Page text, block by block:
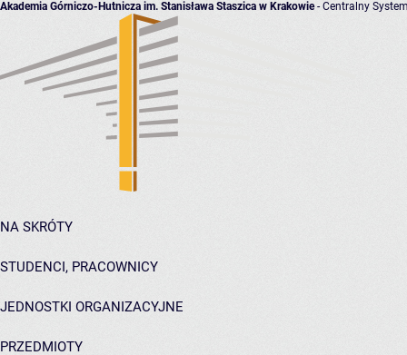
Akademia Górniczo-Hutnicza im. Stanisława Staszica w Krakowie- Centralny
NA SKRÓTY
STUDENCI, PRACOWNICY
JEDNOSTKI ORGANIZACYJNE
PRZEDMIOTY